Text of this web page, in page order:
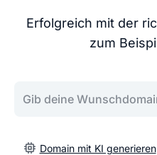
Erfolgreich mit der
zum
Domain mit KI generieren